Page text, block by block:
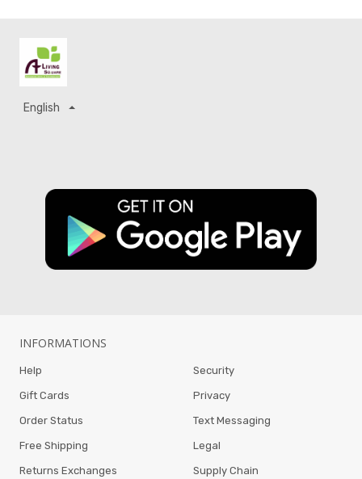
English
INFORMATIONS
Help
Gift Cards
Order Status
Free Shipping
Returns Exchanges
Security
Privacy
Text Messaging
Legal
Supply Chain